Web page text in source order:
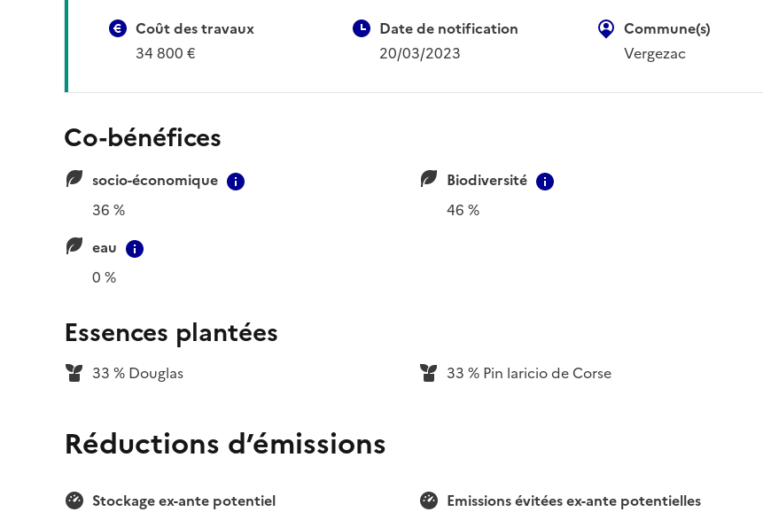
Coût des travaux
34 800 €
Date de notification
20/03/2023
Commune(s)
Vergezac
Co-bénéfices
socio-économique
36 %
Biodiversité
46 %
eau
0 %
Essences plantées
33 % Douglas 33 % Pin laricio de Corse
Réductions d’émissions
Stockage ex-ante potentiel
Emissions évitées ex-ante potentielles